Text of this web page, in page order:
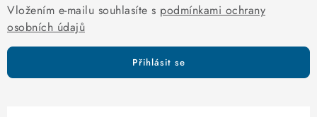
s
u
Vložením e-mailu souhlasíte s podmínkami ochrany
osobních údajů
Přihlásit se